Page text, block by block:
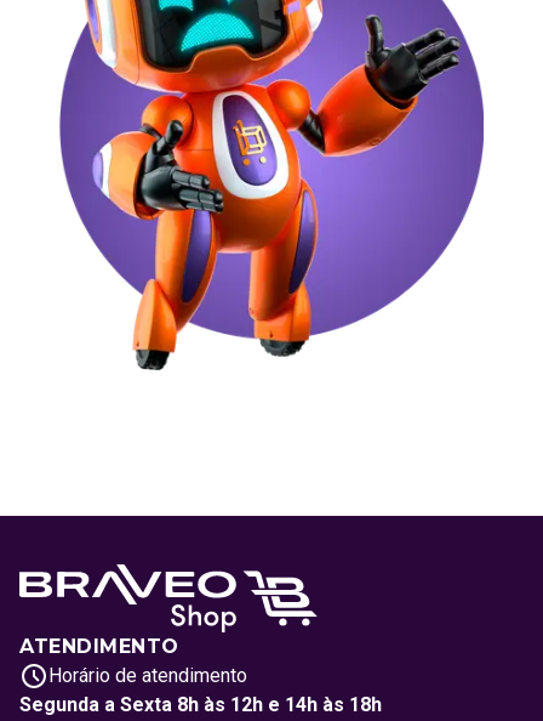
ATENDIMENTO
Horário de atendimento
Segunda a Sexta 8h às 12h e 14h às 18h